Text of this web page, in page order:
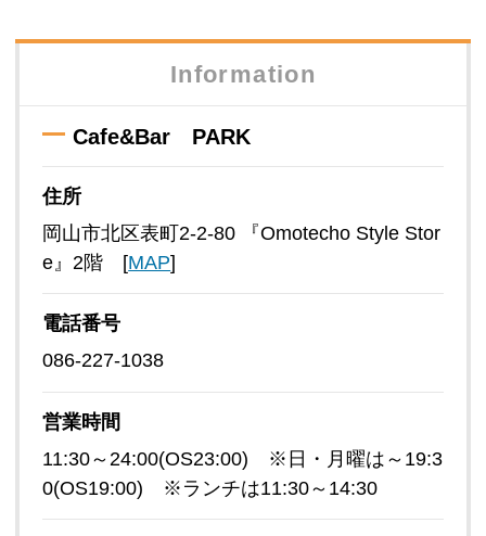
Information
Cafe&Bar PARK
住所
岡山市北区表町2-2-80 『Omotecho Style Stor
e』2階 [MAP]
電話番号
086-227-1038
営業時間
11:30～24:00(OS23:00) ※日・月曜は～19:3
0(OS19:00) ※ランチは11:30～14:30